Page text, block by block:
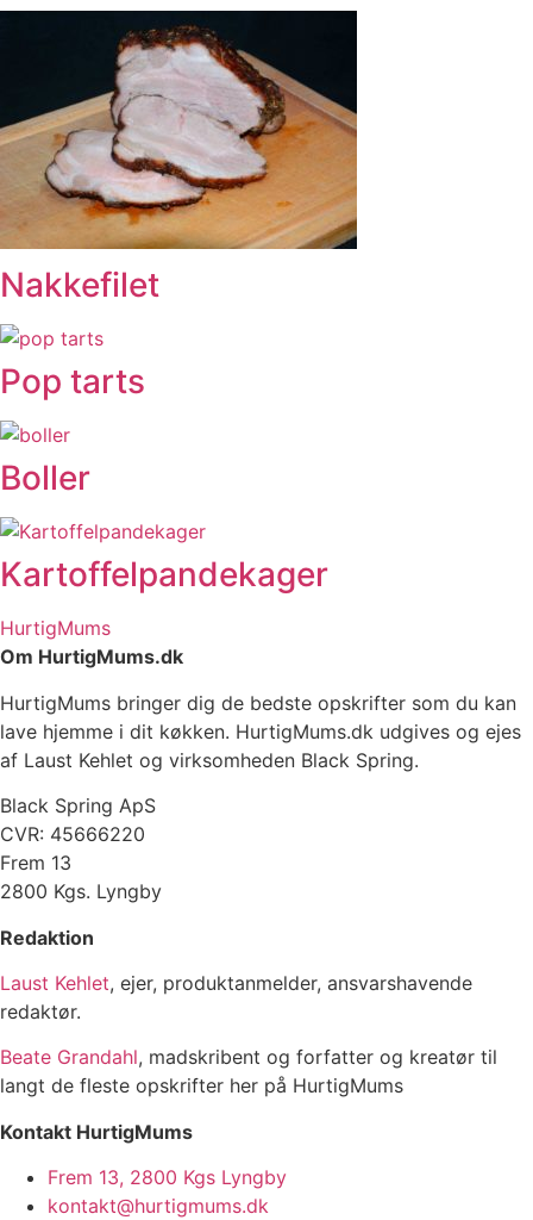
Nakkefilet
Pop tarts
Boller
Kartoffelpandekager
HurtigMums
Om HurtigMums.dk
HurtigMums bringer dig de bedste opskrifter som du kan
lave hjemme i dit køkken. HurtigMums.dk udgives og ejes
af Laust Kehlet og virksomheden Black Spring.
Black Spring ApS
CVR: 45666220
Frem 13
2800 Kgs. Lyngby
Redaktion
Laust Kehlet, ejer, produktanmelder, ansvarshavende
redaktør.
Beate Grandahl, madskribent og forfatter og kreatør til
langt de fleste opskrifter her på HurtigMums
Kontakt HurtigMums
Frem 13, 2800 Kgs Lyngby
kontakt@hurtigmums.dk